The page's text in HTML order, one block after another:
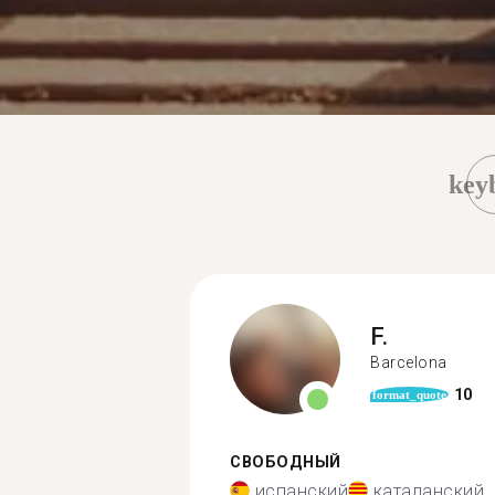
F.
Barcelona
format_quote 10
СВОБОДНЫЙ
испанский каталанский